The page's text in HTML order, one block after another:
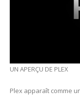
UN APERÇU DE PLEX
Plex apparaît comme